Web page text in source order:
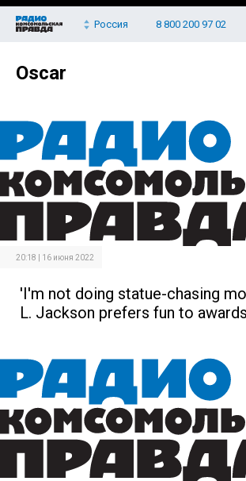
Россия 8 800 200 97 02
Oscar
20:18 | 16 июня 2022
'I'm not doing statue-chasing
L. Jackson prefers fun to awards